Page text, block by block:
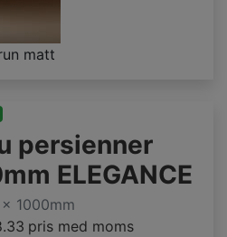
matt
persienner
ELEGANCE
1000mm
pris med moms